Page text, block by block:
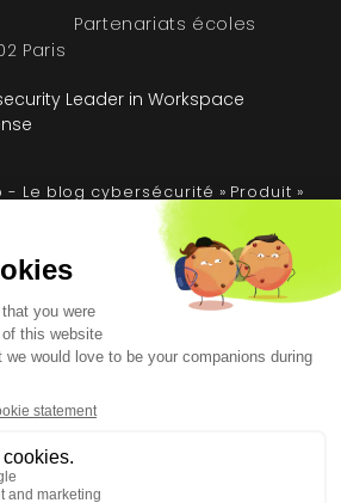
Partenariats écoles
Paris
Leader in Workspace
- Le blog cybersécurité » Produit »
: comment HarfangLab fait face
par EDR-Freeze
final